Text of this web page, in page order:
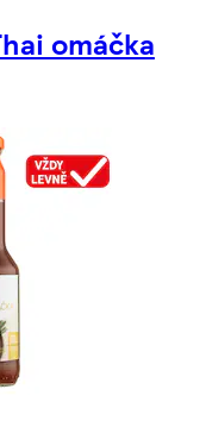
omáčka